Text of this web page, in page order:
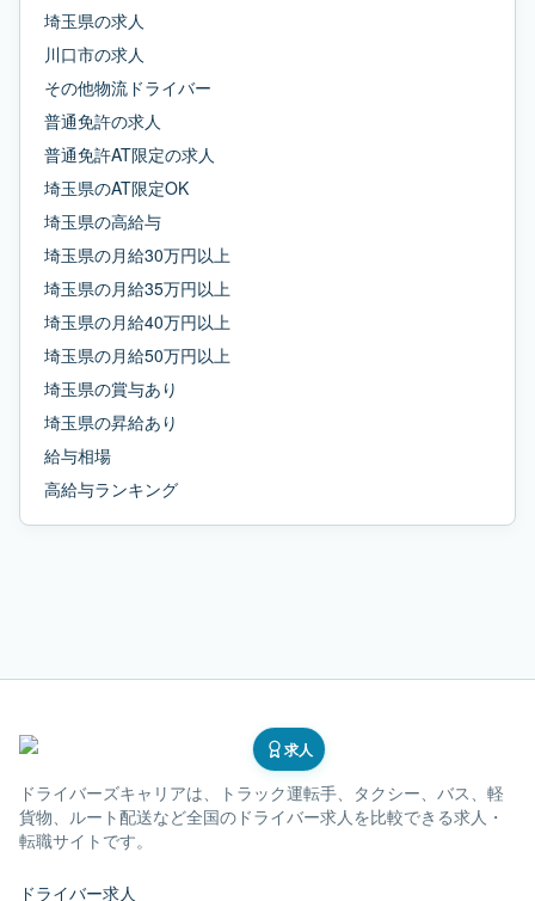
埼玉県の求人
川口市の求人
その他物流ドライバー
普通免許の求人
普通免許AT限定の求人
埼玉県のAT限定OK
埼玉県の高給与
埼玉県の月給30万円以上
埼玉県の月給35万円以上
埼玉県の月給40万円以上
埼玉県の月給50万円以上
埼玉県の賞与あり
埼玉県の昇給あり
給与相場
高給与ランキング
求人
ドライバーズキャリアは、トラック運転手、タクシー、バス、軽
貨物、ルート配送など全国のドライバー求人を比較できる求人・
転職サイトです。
ドライバー求人